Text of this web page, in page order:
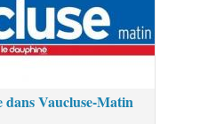
dans Vaucluse-Matin